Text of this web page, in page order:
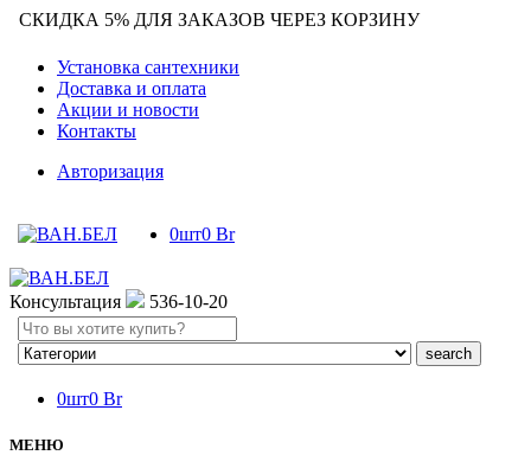
СКИДКА 5% ДЛЯ ЗАКАЗОВ ЧЕРЕЗ КОРЗИНУ
Установка сантехники
Доставка и оплата
Акции и новости
Контакты
Авторизация
0шт0 Br
Консультация
536-10-20
Search
here
0шт0 Br
МЕНЮ